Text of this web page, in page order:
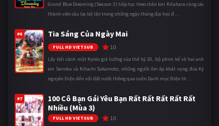
Grand Blue Dreaming (Season 3) tiếp tục theo chân Iori Kitahara cùng các
thành viên câu lạc bộ lặn trong những ngày tháng đại học đ ...
#6 Tia Sáng Của Ngày Mai
FULL HD VIETSUB 10
Lấy bối cảnh một Kyoto giả tưởng của thế kỷ 20, bộ phim kể về hai anh
em Seiroku và Kihachi Sakamoto, những người ôm ấp khát vọng đưa Kỷ
nguyên Điện đến với đất nước thông qua cuốn Danh mục Điện th ...
#7
100 Cô Bạn Gái Yêu Bạn Rất Rất Rất Rất Rất
Nhiều (Mùa 3)
FULL HD VIETSUB 10